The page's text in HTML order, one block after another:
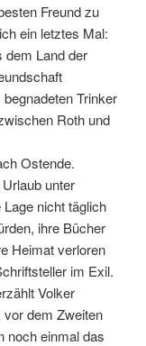
Freund zu
ein letztes Mal:
dem Land der
Trinker
Roth und
Ostende.
unter
nicht täglich
ihre Bücher
Heimat verloren
im Exil.
Volker
dem Zweiten
noch einmal das